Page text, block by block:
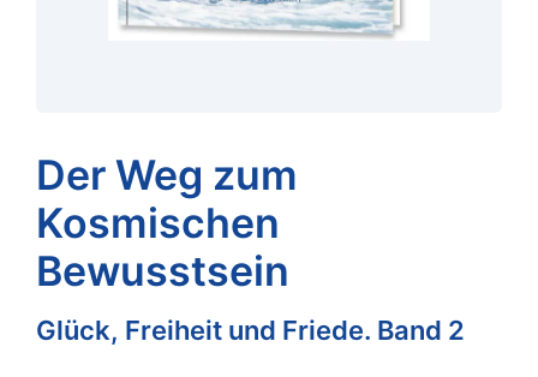
Der Weg zum
Kosmischen
Bewusstsein
Glück, Freiheit und Friede. Band 2